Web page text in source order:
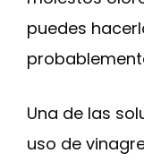
puedes
Una de las
uso de